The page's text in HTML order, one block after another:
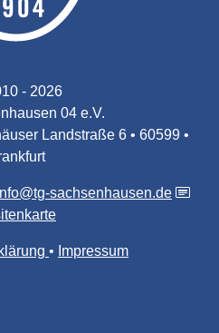
- 2026
04 e.V.
Landstraße 6 • 60599 •
sachsenhausen.de
Impressum